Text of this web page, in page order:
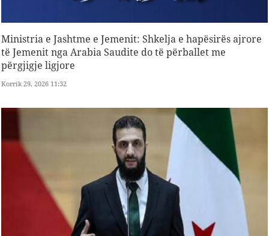
Ministria e Jashtme e Jemenit: Shkelja e hapësirës ajrore
të Jemenit nga Arabia Saudite do të përballet me
përgjigje ligjore
Korrik 29, 2026 11:32